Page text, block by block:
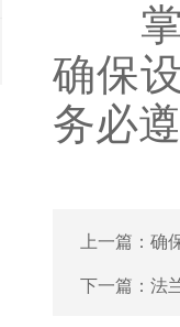
掌
确保
务必
上一篇： 确
下一篇： 法